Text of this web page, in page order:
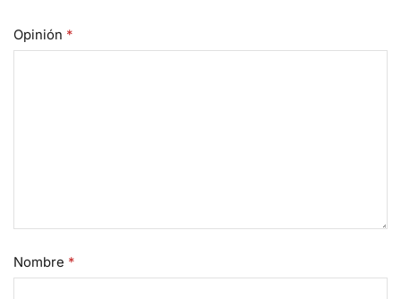
Opinión *
Nombre *